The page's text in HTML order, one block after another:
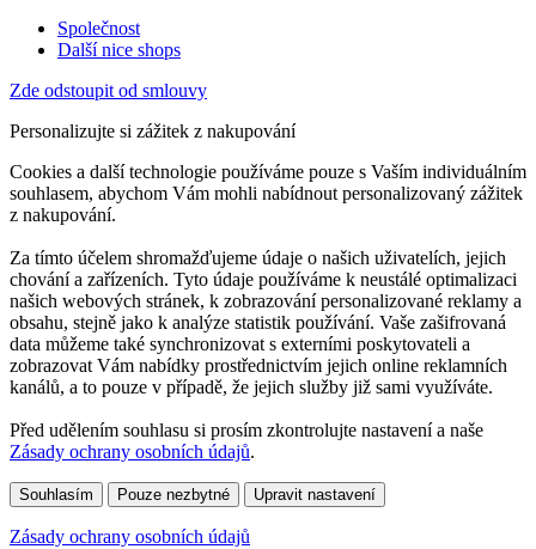
Společnost
Další nice shops
Zde odstoupit od smlouvy
Personalizujte si zážitek z nakupování
Cookies a další technologie používáme pouze s Vaším individuálním
souhlasem, abychom Vám mohli nabídnout personalizovaný zážitek
z nakupování.
Za tímto účelem shromažďujeme údaje o našich uživatelích, jejich
chování a zařízeních. Tyto údaje používáme k neustálé optimalizaci
našich webových stránek, k zobrazování personalizované reklamy a
obsahu, stejně jako k analýze statistik používání. Vaše zašifrovaná
data můžeme také synchronizovat s externími poskytovateli a
zobrazovat Vám nabídky prostřednictvím jejich online reklamních
kanálů, a to pouze v případě, že jejich služby již sami využíváte.
Před udělením souhlasu si prosím zkontrolujte nastavení a naše
Zásady ochrany osobních údajů.
Souhlasím Pouze nezbytné Upravit nastavení
Zásady ochrany osobních údajů